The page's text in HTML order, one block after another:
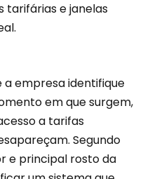
tarifárias e janelas
a empresa identifique
em que surgem,
a tarifas
Segundo
e principal rosto da